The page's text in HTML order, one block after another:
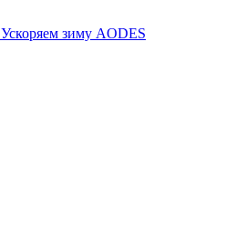
Ускоряем зиму AODES